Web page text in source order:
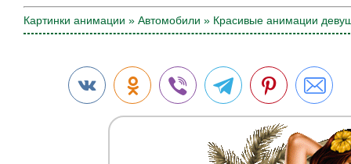
Картинки анимации » Автомобили » Красивые анимации